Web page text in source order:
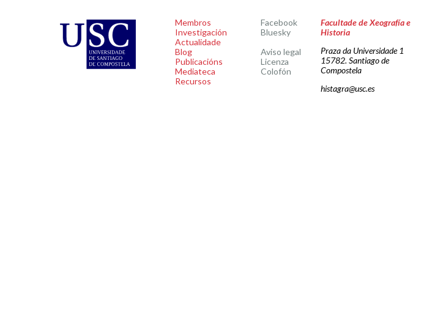
Membros
Investigación
Actualidade
Blog
Publicacións
Mediateca
Recursos
Facebook
Bluesky
Aviso legal
Licenza
Colofón
Facultade de Xeografía e
Historia
Praza da Universidade 1
15782. Santiago de
Compostela
histagra@usc.es